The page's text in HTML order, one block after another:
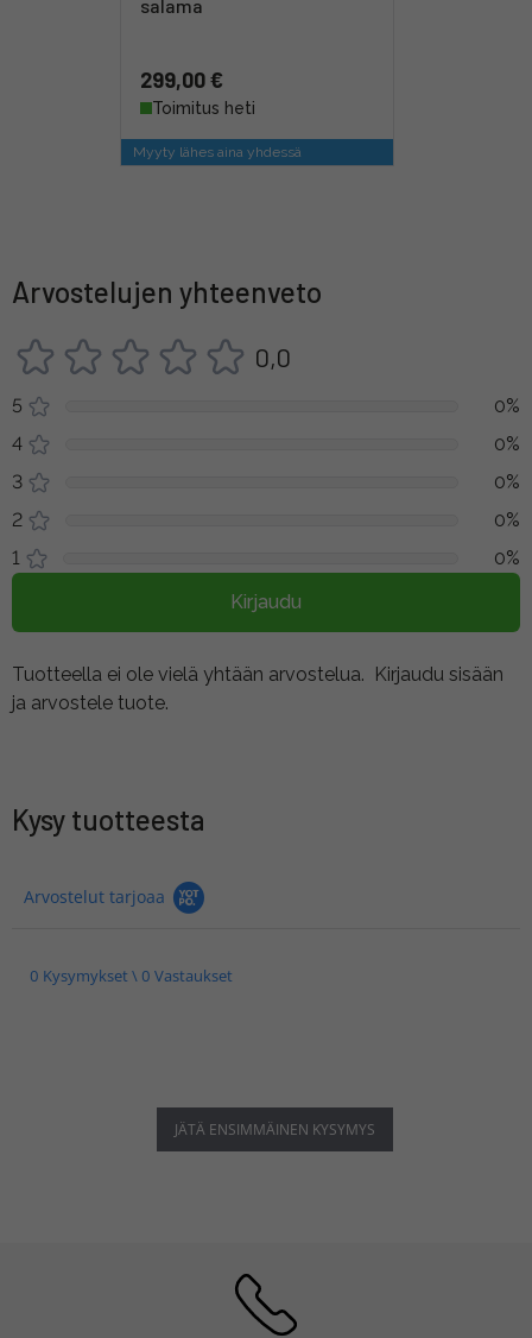
salama
299,00 €
Toimitus heti
Myyty lähes aina yhdessä
Arvostelujen yhteenveto
0,0
5
0%
4
0%
3
0%
2
0%
1
0%
Kirjaudu
Tuotteella ei ole vielä yhtään arvostelua. Kirjaudu sisään
ja arvostele tuote.
Kysy tuotteesta
Arvostelut tarjoaa
0 Kysymykset \ 0 Vastaukset
JÄTÄ ENSIMMÄINEN KYSYMYS